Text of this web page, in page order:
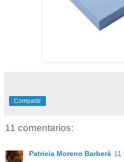
Compartir
11 comentarios:
Patricia Moreno Barberá 11